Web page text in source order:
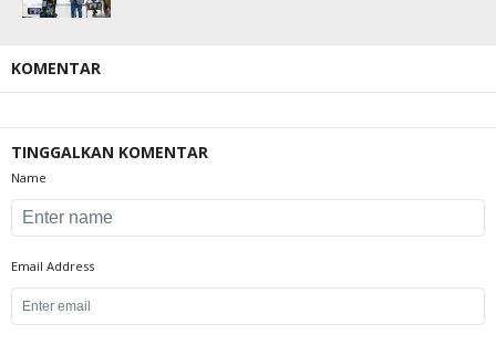
KOMENTAR
TINGGALKAN KOMENTAR
Name
Email Address